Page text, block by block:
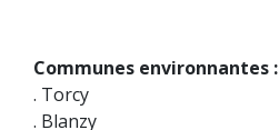
Communes environnantes :
. Torcy
. Blanzy